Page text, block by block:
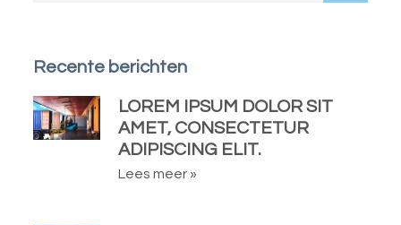
Recente berichten
LOREM IPSUM DOLOR SIT
AMET, CONSECTETUR
ADIPISCING ELIT.
Lees meer »